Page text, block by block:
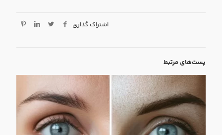
اشتراک گذاری
پست‌های مرتبط